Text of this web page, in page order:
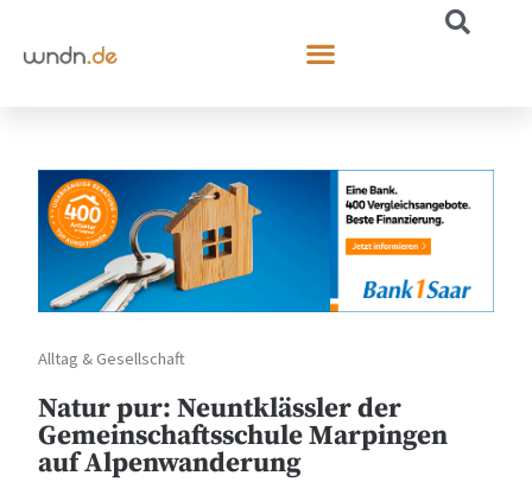
Alltag & Gesellschaft
Natur pur: Neuntklässler der
Gemeinschaftsschule Marpingen
auf Alpenwanderung